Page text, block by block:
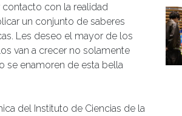
con la realidad
un conjunto de saberes
Les deseo el mayor de los
van a crecer no solamente
se enamoren de esta bella
del Instituto de Ciencias de la